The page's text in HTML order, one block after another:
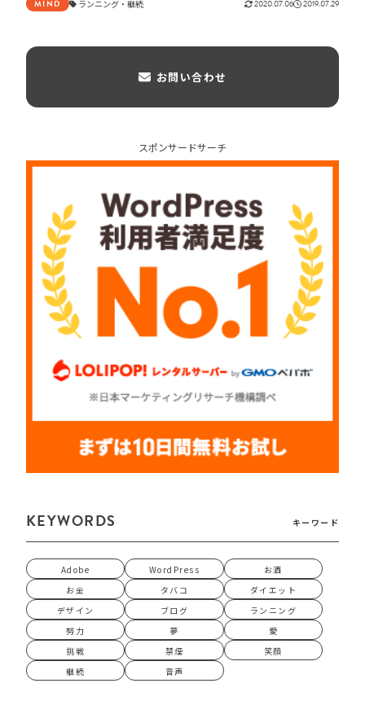
MIND ランニング 継続 2020.07.06 2019.07.29
お問い合わせ
スポンサードサーチ
KEYWORDS キーワード
Adobe WordPress
お酒
お金
タバコ
ダイエット
デザイン
ブログ
ランニング
努力
夢
愛
挑戦
禁煙
笑顔
継続
音声